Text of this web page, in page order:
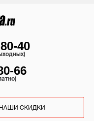
40
66
СКИДКИ